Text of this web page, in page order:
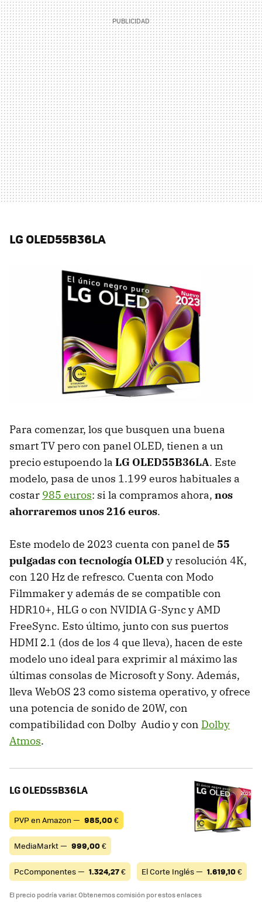
LG OLED55B36LA
Para comenzar, los que busquen una buena
smart TV pero con panel OLED, tienen a un
precio estupoendo la LG OLED55B36LA. Este
modelo, pasa de unos 1.199 euros habituales a
costar 985 euros: si la compramos ahora, nos
ahorraremos unos 216 euros.
Este modelo de 2023 cuenta con panel de 55
pulgadascon tecnología OLED y resolución 4K,
con 120 Hz de refresco. Cuenta con Modo
Filmmaker y además de se compatible con
HDR10+, HLG o con NVIDIA G-Sync y AMD
FreeSync. Esto último, junto con sus puertos
HDMI 2.1 (dos de los 4 que lleva), hacen de este
modelo uno ideal para exprimir al máximo las
últimas consolas de Microsoft y Sony. Además,
lleva WebOS 23 como sistema operativo, y ofrece
una potencia de sonido de 20W, con
compatibilidad con Dolby Audio y con Dolby
Atmos.
LG OLED55B36LA
PVP en Amazon — 985,00€
MediaMarkt — 999,00€
PcComponentes — 1.324,27€ El Corte Inglés — 1.619,10€
El precio podría variar. Obtenemos comisión por estos enlaces